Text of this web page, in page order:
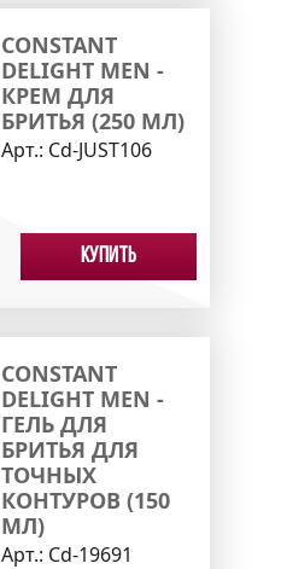
CONSTANT
DELIGHT MEN -
КРЕМ ДЛЯ
БРИТЬЯ (250 МЛ)
Арт.: Cd-JUST106
Купить
CONSTANT
DELIGHT MEN -
ГЕЛЬ ДЛЯ
БРИТЬЯ ДЛЯ
ТОЧНЫХ
КОНТУРОВ (150
МЛ)
Арт.: Cd-19691